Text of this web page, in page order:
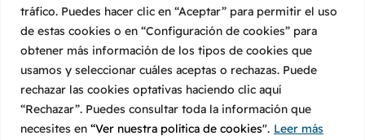
tráfico. Puedes hacer clic en “Aceptar” para permitir el uso
de estas cookies o en “Configuración de cookies” para
obtener más información de los tipos de cookies que
usamos y seleccionar cuáles aceptas o rechazas. Puede
rechazar las cookies optativas haciendo clic aquí
“Rechazar”. Puedes consultar toda la información que
necesites en “Ver nuestra política de cookies". Leer más
© 2023 Comunidades A&H
Aviso legal